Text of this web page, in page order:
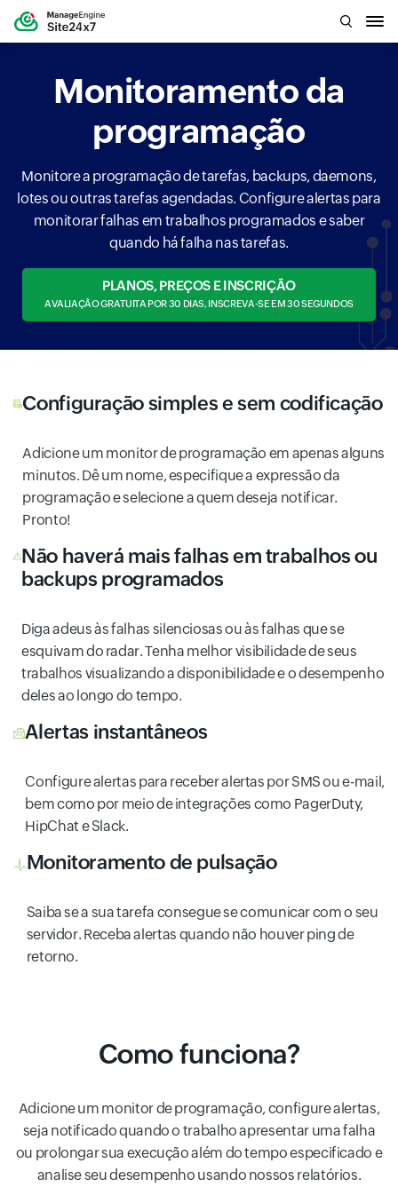
Monitoramento da
programação
Monitore a programação de tarefas, backups, daemons,
lotes ou outras tarefas agendadas. Configure alertas para
monitorar falhas em trabalhos programados e saber
quando há falha nas tarefas.
PLANOS, PREÇOS E INSCRIÇÃO
AVALIAÇÃO GRATUITA POR 30 DIAS, INSCREVA-SE EM 30 SEGUNDOS
Configuração simples e sem codificação
Adicione um monitor de programação em apenas alguns
minutos. Dê um nome, especifique a expressão da
programação e selecione a quem deseja notificar.
Pronto!
Não haverá mais falhas em trabalhos ou
backups programados
Diga adeus às falhas silenciosas ou às falhas que se
esquivam do radar. Tenha melhor visibilidade de seus
trabalhos visualizando a disponibilidade e o desempenho
deles ao longo do tempo.
Alertas instantâneos
Configure alertas para receber alertas por SMS ou e-mail,
bem como por meio de integrações como PagerDuty,
HipChat e Slack.
Monitoramento de pulsação
Saiba se a sua tarefa consegue se comunicar com o seu
servidor. Receba alertas quando não houver ping de
retorno.
Como funciona?
Adicione um monitor de programação, configure alertas,
seja notificado quando o trabalho apresentar uma falha
ou prolongar sua execução além do tempo especificado e
analise seu desempenho usando nossos relatórios.